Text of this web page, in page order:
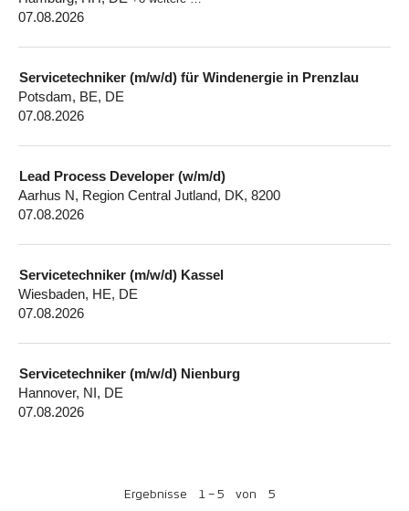
07.08.2026
Servicetechniker (m/w/d) für Windenergie in Prenzlau
Potsdam, BE, DE
07.08.2026
Lead Process Developer (w/m/d)
Aarhus N, Region Central Jutland, DK, 8200
07.08.2026
Servicetechniker (m/w/d) Kassel
Wiesbaden, HE, DE
07.08.2026
Servicetechniker (m/w/d) Nienburg
Hannover, NI, DE
07.08.2026
Ergebnisse 1 – 5 von 5